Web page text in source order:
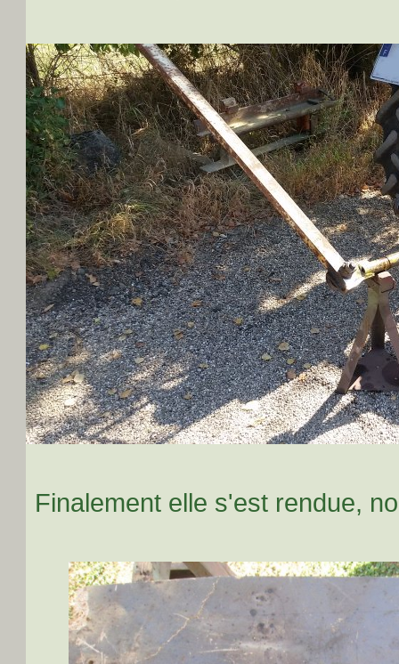
Finalement elle s'est rendue,